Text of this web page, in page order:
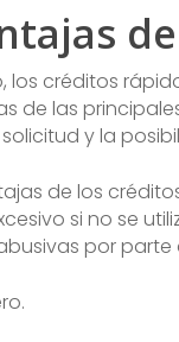
créditos
de las
y la
de los
si no se
por parte